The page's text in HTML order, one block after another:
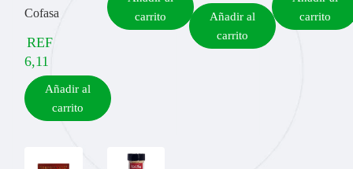
Cofasa
REF
6,11
Añadir al
carrito
carrito
Añadir al
carrito
carrito